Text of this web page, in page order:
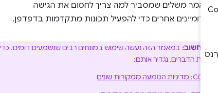
משלים שמסביר למה צריך לחסום את הגישה
אחרים כדי להפעיל תכונות מתקדמות בדפדפן.
חשוב:במאמר הזה נעשה שימוש במונחים רבים שנשמעים דומים. כדי
הדברים, נגדיר אותם: